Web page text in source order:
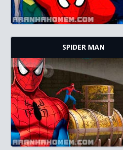
SPIDER MAN